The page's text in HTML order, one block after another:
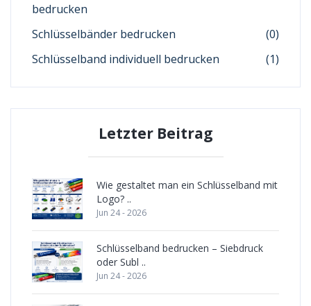
bedrucken
Schlüsselbänder bedrucken
(0)
Schlüsselband individuell bedrucken
(1)
Letzter Beitrag
Wie gestaltet man ein Schlüsselband mit
Logo? ..
Jun 24 - 2026
Schlüsselband bedrucken – Siebdruck
oder Subl ..
Jun 24 - 2026